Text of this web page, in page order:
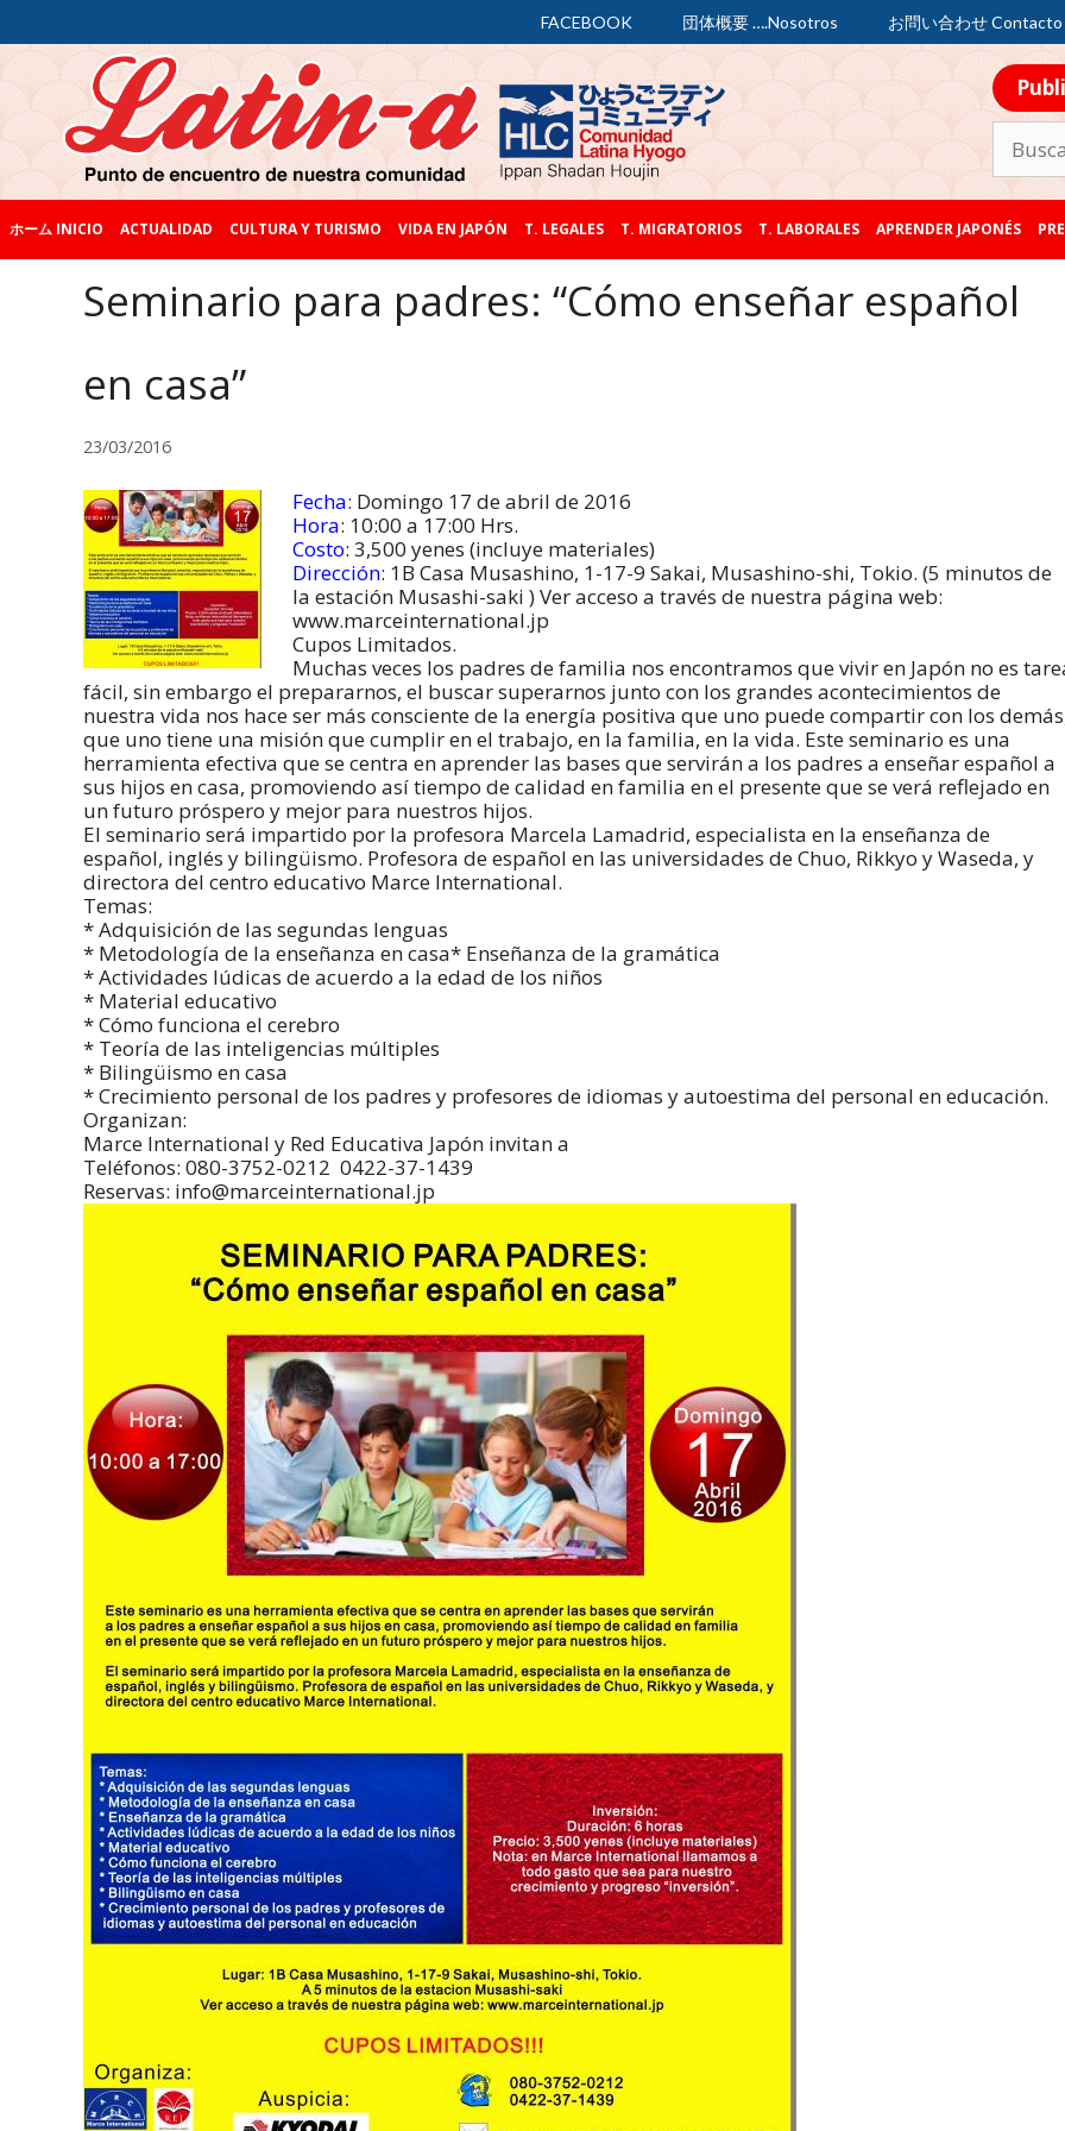
FACEBOOK 団体概要 ….Nosotros お問い合わせ Contacto
ホーム INICIO ACTUALIDAD CULTURA Y TURISMO VIDA EN JAPÓN T. LEGALES T. MIGRATORIOS T. LABORALES APRENDER JAPONÉS
Seminario para padres: “Cómo enseñar español
en casa”
23/03/2016
Fecha: Domingo 17 de abril de 2016
Hora: 10:00 a 17:00 Hrs.
Costo: 3,500 yenes (incluye materiales)
Dirección: 1B Casa Musashino, 1-17-9 Sakai, Musashino-shi, Tokio. (5 minutos de
la estación Musashi-saki ) Ver acceso a través de nuestra página web:
www.marceinternational.jp
Cupos Limitados.
Muchas veces los padres de familia nos encontramos que vivir en Japón no es
fácil, sin embargo el prepararnos, el buscar superarnos junto con los grandes acontecimientos de
nuestra vida nos hace ser más consciente de la energía positiva que uno puede compartir con los
que uno tiene una misión que cumplir en el trabajo, en la familia, en la vida. Este seminario es una
herramienta efectiva que se centra en aprender las bases que servirán a los padres a enseñar español a
sus hijos en casa, promoviendo así tiempo de calidad en familia en el presente que se verá reflejado en
un futuro próspero y mejor para nuestros hijos.
El seminario será impartido por la profesora Marcela Lamadrid, especialista en la enseñanza de
español, inglés y bilingüismo. Profesora de español en las universidades de Chuo, Rikkyo y Waseda, y
directora del centro educativo Marce International.
Temas:
* Adquisición de las segundas lenguas
* Metodología de la enseñanza en casa* Enseñanza de la gramática
* Actividades lúdicas de acuerdo a la edad de los niños
* Material educativo
* Cómo funciona el cerebro
* Teoría de las inteligencias múltiples
* Bilingüismo en casa
* Crecimiento personal de los padres y profesores de idiomas y autoestima del personal en educación.
Organizan:
Marce International y Red Educativa Japón invitan a
Teléfonos: 080-3752-0212 0422-37-1439
Reservas: info@marceinternational.jp